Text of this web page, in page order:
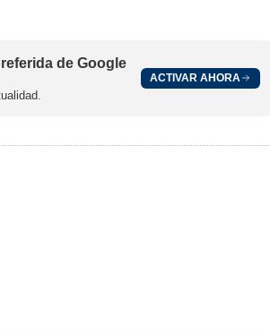
de Google
ACTIVAR AHORA